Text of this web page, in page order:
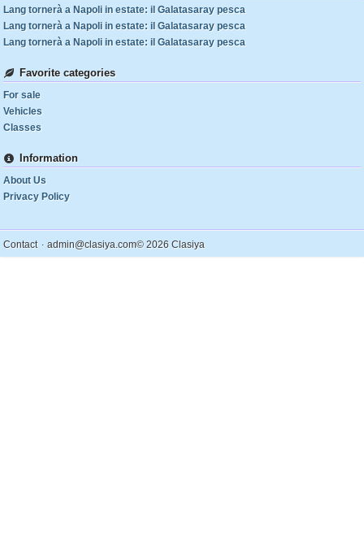
Lang tornerà a Napoli in estate: il Galatasaray pesca
Lang tornerà a Napoli in estate: il Galatasaray pesca
Lang tornerà a Napoli in estate: il Galatasaray pesca
Favorite categories
For sale
Vehicles
Classes
Information
About Us
Privacy Policy
Contact . admin@clasiya.com© 2026 Clasiya